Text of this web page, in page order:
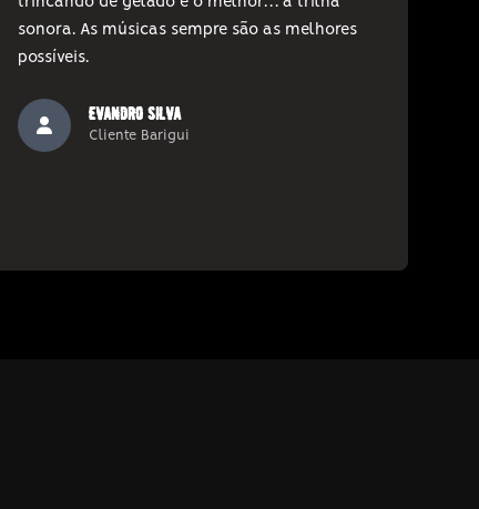
sonora. As músicas sempre são as melhores
possíveis.
evandro silva
Cliente Barigui